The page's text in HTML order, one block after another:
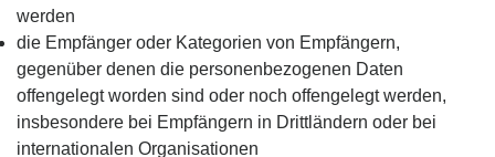
werden
die Empfänger oder Kategorien von Empfängern,
gegenüber denen die personenbezogenen Daten
offengelegt worden sind oder noch offengelegt werden,
insbesondere bei Empfängern in Drittländern oder bei
internationalen Organisationen